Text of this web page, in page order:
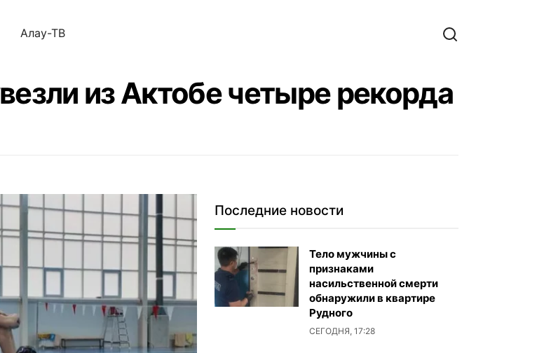
Алау-ТВ
из Актобе четыре рекорда
Последние новости
Тело мужчины с
признаками
насильственной смерти
обнаружили в квартире
Рудного
СЕГОДНЯ, 17:28